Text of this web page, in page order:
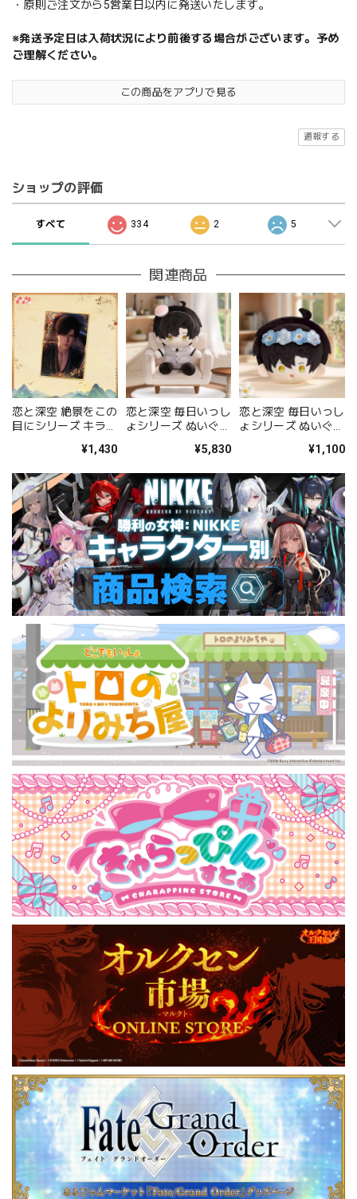
・原則ご注文から5営業日以内に発送いたします。
※発送予定日は入荷状況により前後する場合がございます。予め
ご理解ください。
この商品をアプリで見る
通報する
ショップの評価
すべて 334 2 5
関連商品
恋と深空 絶景をこの
目にシリーズ キラキ
¥1,430
恋と深空 毎日いっし
ょシリーズ ぬいぐる
¥5,830
恋と深空 毎日いっし
ょシリーズ ぬいぐる
¥1,100